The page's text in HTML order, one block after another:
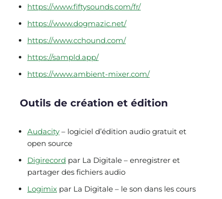
https://www.fiftysounds.com/fr/
https://www.dogmazic.net/
https://www.cchound.com/
https://sampld.app/
https://www.ambient-mixer.com/
Outils de création et édition
Audacity – logiciel d’édition audio gratuit et
open source
Digirecord par La Digitale – enregistrer et
partager des fichiers audio
Logimix par La Digitale – le son dans les cours